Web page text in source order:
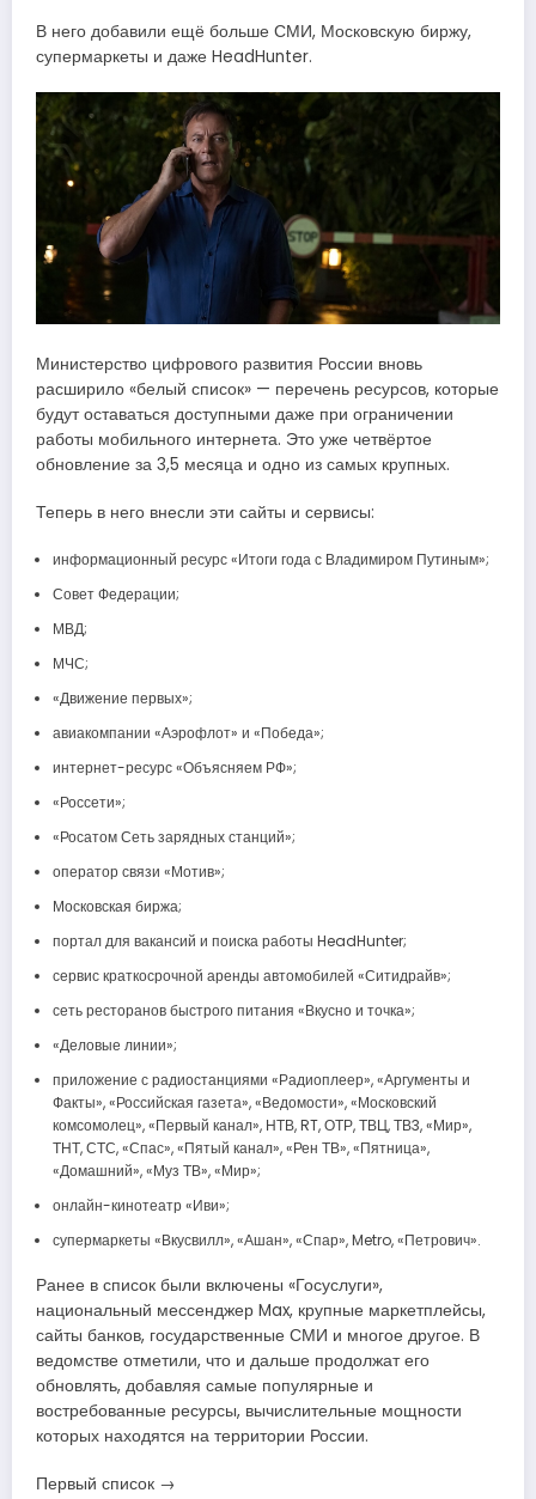
В него добавили ещё больше СМИ, Московскую биржу,
супермаркеты и даже HeadHunter.
Министерство цифрового развития России вновь
расширило «белый список» — перечень ресурсов, которые
будут оставаться доступными даже при ограничении
работы мобильного интернета. Это уже четвёртое
обновление за 3,5 месяца и одно из самых крупных.
Теперь в него внесли эти сайты и сервисы:
информационный ресурс «Итоги года с Владимиром Путиным»;
Совет Федерации;
МВД;
МЧС;
«Движение первых»;
авиакомпании «Аэрофлот» и «Победа»;
интернет-ресурс «Объясняем РФ»;
«Россети»;
«Росатом Сеть зарядных станций»;
оператор связи «Мотив»;
Московская биржа;
портал для вакансий и поиска работы HeadHunter;
сервис краткосрочной аренды автомобилей «Ситидрайв»;
сеть ресторанов быстрого питания «Вкусно и точка»;
«Деловые линии»;
приложение с радиостанциями «Радиоплеер», «Аргументы и
Факты», «Российская газета», «Ведомости», «Московский
комсомолец», «Первый канал», НТВ, RT, ОТР, ТВЦ, ТВ3, «Мир»,
ТНТ, СТС, «Спас», «Пятый канал», «Рен ТВ», «Пятница»,
«Домашний», «Муз ТВ», «Мир»;
онлайн-кинотеатр «Иви»;
супермаркеты «Вкусвилл», «Ашан», «Спар», Metro, «Петрович».
Ранее в список были включены «Госуслуги»,
национальный мессенджер Max, крупные маркетплейсы,
сайты банков, государственные СМИ и многое другое. В
ведомстве отметили, что и дальше продолжат его
обновлять, добавляя самые популярные и
востребованные ресурсы, вычислительные мощности
которых находятся на территории России.
Первый список →